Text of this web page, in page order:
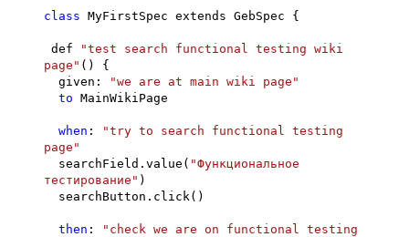
class MyFirstSpec extends GebSpec {
def
"test search functional testing wiki
page" () {
given:
"we are at main wiki page"
to MainWikiPage
when :
"try to search functional testing
page"
searchField.value( "Функциональное
тестирование" )
searchButton.click()
then :
"check we are on functional testing